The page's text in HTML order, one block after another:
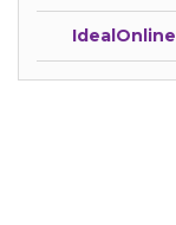
IdealOnline